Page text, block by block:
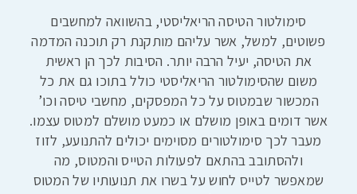
סימולטור הטיסה הריאליסטי, בהשוואה למחשבים
פשוטים, למשל, אשר עליהם מותקנת רק תוכנה המדמה
את הטיסה, יעיל הרבה יותר. הסיבות לכך הן ראשית
משום שהסימולטור הריאליסטי כולל בתוכו גם את כל
המכשור שבמטוס על כל המפסקים, מחשבי טיסה וכו’
אשר דומים באופן מושלם או כמעט מושלם למטוס עצמו.
מעבר לכך סימולטורים מסוימים יכולים להתנועע, לזוז
ולהסתובב בהתאם לפעולות הטייס והמטוס, מה
שמאפשר לטייס לחוש על בשרו את תנועותיו של המטוס